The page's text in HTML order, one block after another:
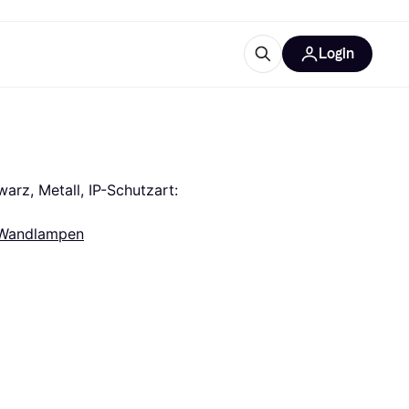
Login
Metall, IP-Schutzart: